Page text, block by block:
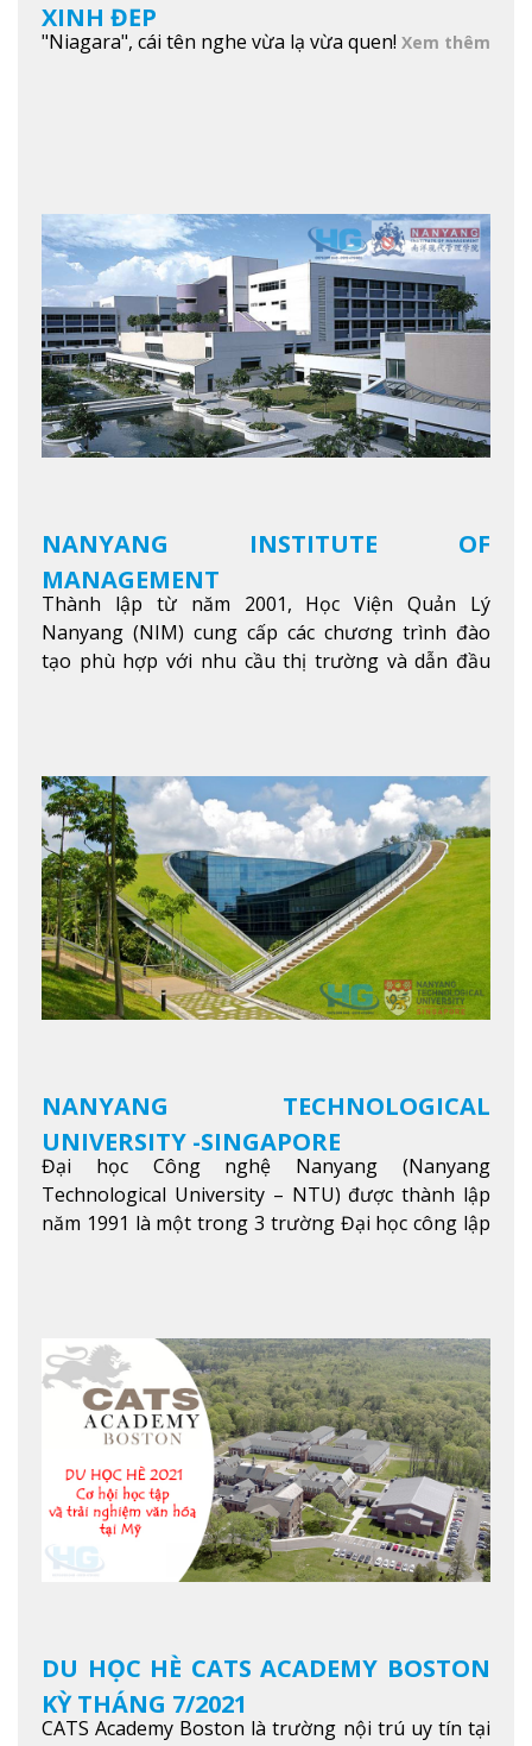
XINH ĐẸP
"Niagara", cái tên nghe vừa lạ vừa quen! Xem thêm
NANYANG INSTITUTE OF
MANAGEMENT
Thành lập từ năm 2001, Học Viện Quản Lý
Nanyang (NIM) cung cấp các chương trình đào
tạo phù hợp với nhu cầu thị trường và dẫn đầu
học tập và nghiên cứu chất lượng nhằm nâng cao
kỹ năng, kiến thức và năng lực của sinh viên và các
đối tác của trườngXem thêm
NANYANG TECHNOLOGICAL
UNIVERSITY -SINGAPORE
Đại học Công nghệ Nanyang (Nanyang
Technological University – NTU) được thành lập
năm 1991 là một trong 3 trường Đại học công lập
Khoa học máy tính…Trường cũng được bình chọn
là một trong những ngôi trường đáng học nhất
trong khu vực các nước ASEAN và Châu Á.Xem
thêm
DU HỌC HÈ CATS ACADEMY BOSTON
KỲ THÁNG 7/2021
CATS Academy Boston là trường nội trú uy tín tại